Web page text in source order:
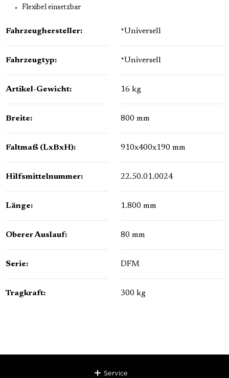
Flexibel einsetzbar
Fahrzeughersteller: *Universell
Fahrzeugtyp: *Universell
Artikel-Gewicht: 16 kg
Breite: 800 mm
Faltmaß (LxBxH): 910x400x190 mm
Hilfsmittelnummer: 22.50.01.0024
Länge: 1.800 mm
Oberer Auslauf: 80 mm
Serie: DFM
Tragkraft: 300 kg
Service